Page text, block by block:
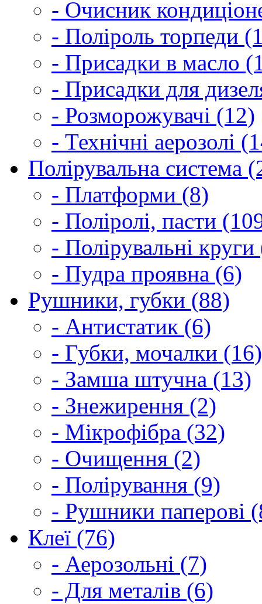
- Очисник
- Поліроль торпеди
- Присадки в масло
- Присадки для
- Розморожувачі (12)
- Технічні аерозолі
Полірувальна система
- Платформи (8)
- Поліролі, пасти
- Полірувальні
- Пудра проявна (6)
Рушники, губки (88)
- Антистатик (6)
- Губки, мочалки (16)
- Замша штучна (13)
- Знежирення (2)
- Мікрофібра (32)
- Очищення (2)
- Полірування (9)
- Рушники паперові
Клеї (76)
- Аерозольні (7)
- Для металів (6)